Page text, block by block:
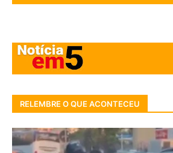
RELEMBRE O QUE ACONTECEU